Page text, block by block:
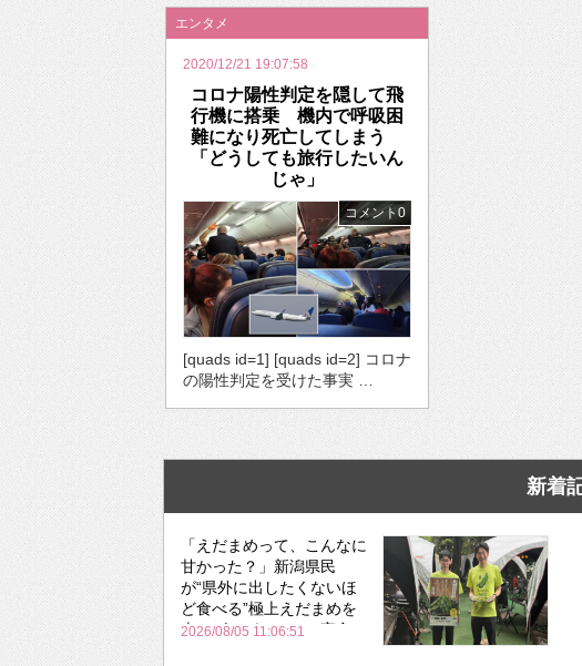
エンタメ
2020/12/21 19:07:58
コロナ陽性判定を隠して飛
行機に搭乗 機内で呼吸困
難になり死亡してしまう
「どうしても旅行したいん
じゃ」
コメント0
[quads id=1] [quads id=2] コロナ
の陽性判定を受けた事実 …
新着
「えだまめって、こんなに
甘かった？」新潟県民
が“県外に出したくないほ
ど食べる”極上えだまめを
森のビアガーデンで実食
2026/08/05 11:06:51